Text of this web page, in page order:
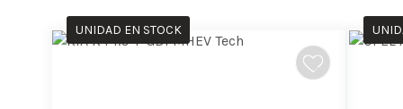
UNIDAD EN STOCK